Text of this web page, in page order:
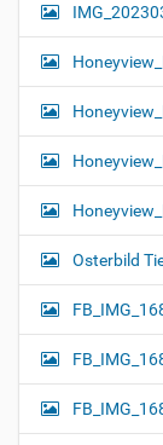
Osterbild